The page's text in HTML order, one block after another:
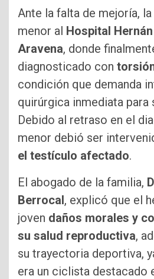
Ante la falta de mejoría,
menor al Hospital
Aravena, donde
diagnosticado con
condición que demanda
quirúrgica inmediata para
Debido al retraso en el
menor debió ser
el testículo afectado.
El abogado de la familia,
Berrocal, explicó que el
joven daños morales y
su salud reproductiva,
su trayectoria deportiva,
era un ciclista destacado